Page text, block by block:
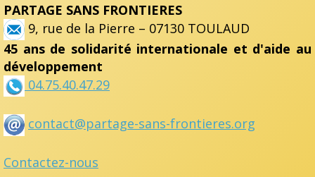
PARTAGE SANS FRONTIERES
9, rue de la Pierre – 07130 TOULAUD
45 ans de solidarité internationale et d'aide au
développement
04.75.40.47.29
contact@partage-sans-frontieres.org
Contactez-nous